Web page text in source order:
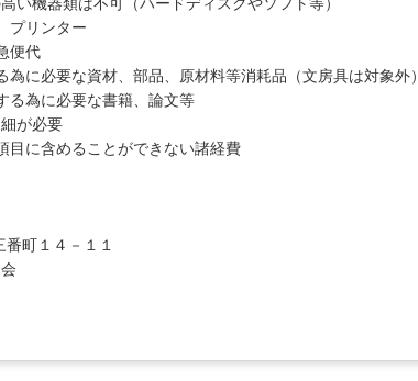
プリンター
便代
に必要な資材、部品、原材料等消耗品（文房具は対象外）
る為に必要な書籍、論文等
必要
に含めることができない諸経費
１４－１１